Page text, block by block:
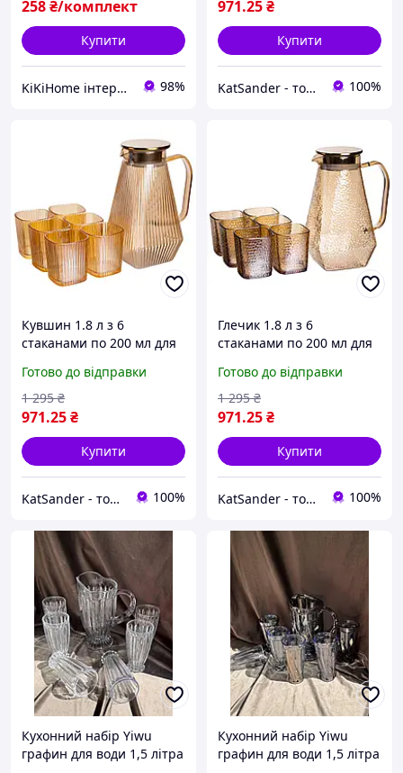
258₴/комплект
Купити
KiKiHome інтернет-магазин якісних товарів для дому 98%
971.25₴
Купити
KatSander - товари для затишку та комфорту 100%
Кувшин 1.8 л з 6
стаканами по 200 мл для
лимонаду, коричневий
Готово до відправки
971.25₴
1 295 ₴
Купити
KatSander - товари для затишку та комфорту 100%
Глечик 1.8 л з 6
стаканами по 200 мл для
лимонаду, коричневий
Готово до відправки
971.25₴
1 295 ₴
Купити
KatSander - товари для затишку та комфорту 100%
Кухонний набір Yiwu
графин для води 1,5 літра
Кухонний набір Yiwu
графин для води 1,5 літра